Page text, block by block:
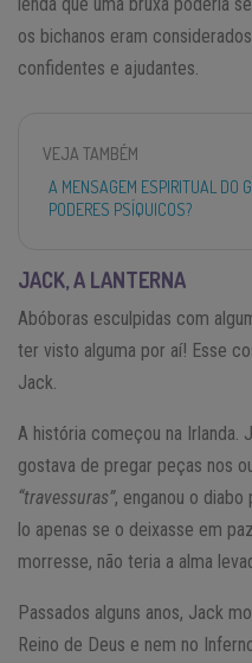
os bichanos eram
confidentes e ajudantes.
VEJA TAMBÉM
A MENSAGEM ESPIRITUAL DO
PODERES PSÍQUICOS?
JACK, A LANTERNA
Abóboras esculpidas com
ter visto alguma por aí! Esse
Jack.
A história começou na Irlanda.
gostava de pregar peças nos
“travessuras”, enganou o
lo apenas se o deixasse em
morresse, não teria a alma
Passados alguns anos, Jack
Reino de Deus e nem no